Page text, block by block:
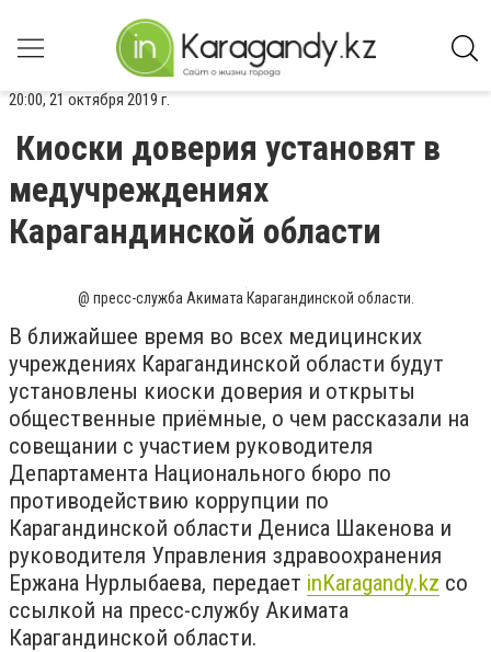
20:00, 21 октября 2019 г.
Киоски доверия установят в
медучреждениях
Карагандинской области
@ пресс-служба Акимата Карагандинской области.
В ближайшее время во всех медицинских
учреждениях Карагандинской области будут
установлены киоски доверия и открыты
общественные приёмные, о чем рассказали на
совещании с участием руководителя
Департамента Национального бюро по
противодействию коррупции по
Карагандинской области Дениса Шакенова и
руководителя Управления здравоохранения
Ержана Нурлыбаева, передает inKaragandy.kz со
ссылкой на пресс-службу Акимата
Карагандинской области.